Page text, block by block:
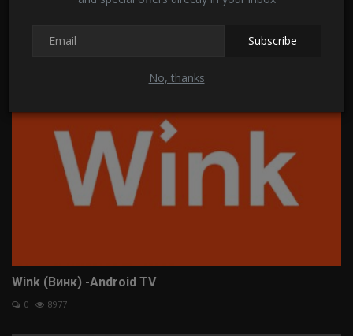
Subscribe
No, thanks
14975
Wink (Винк) -Android TV
0 8977